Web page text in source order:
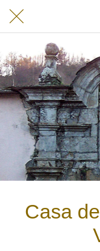
Casa